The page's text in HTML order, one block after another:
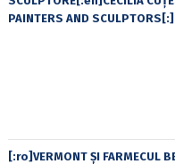
PAINTERS AND SCULPTORS[:]
[:ro]VERMONT ȘI FARMECUL